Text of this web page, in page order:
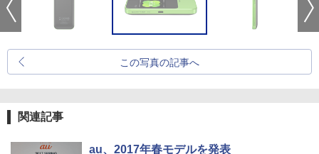
この写真の記事へ
関連記事
au、2017年春モデルを発表